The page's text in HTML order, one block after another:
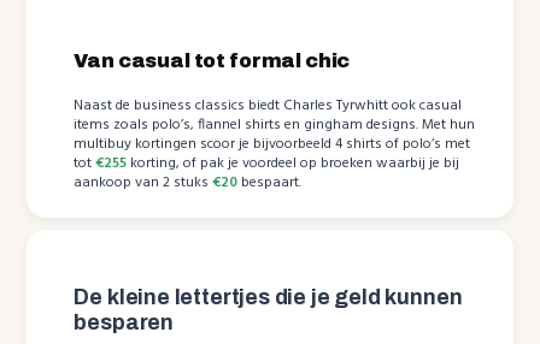
Van casual tot formal chic
Naast de business classics biedt Charles Tyrwhitt ook casual
items zoals polo’s, flannel shirts en gingham designs. Met hun
multibuy kortingen scoor je bijvoorbeeld 4 shirts of polo’s met
tot€255 korting, of pak je voordeel op broeken waarbij je bij
aankoop van 2 stuks€20 bespaart.
De kleine lettertjes die je geld kunnen
besparen